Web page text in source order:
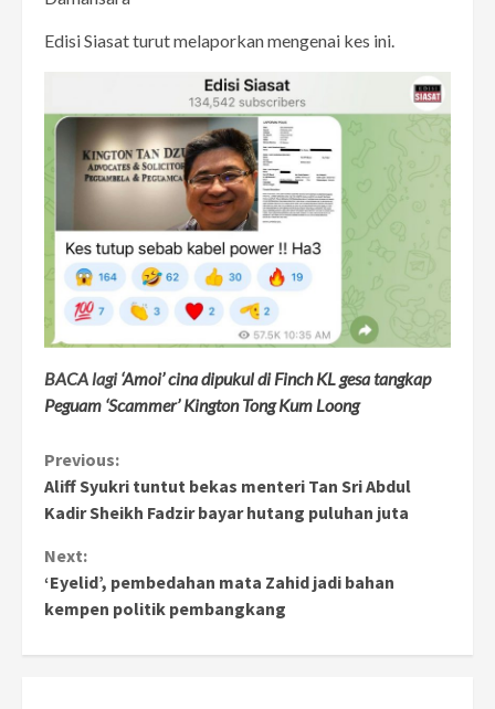
Edisi Siasat turut melaporkan mengenai kes ini.
BACA lagi‘Amoi’ cina dipukul di Finch KL gesa tangkap
Peguam ‘Scammer’ Kington Tong Kum Loong
Continue
Reading
Previous:
Aliff Syukri tuntut bekas menteri Tan Sri Abdul
Kadir Sheikh Fadzir bayar hutang puluhan juta
Next:
‘Eyelid’, pembedahan mata Zahid jadi bahan
kempen politik pembangkang